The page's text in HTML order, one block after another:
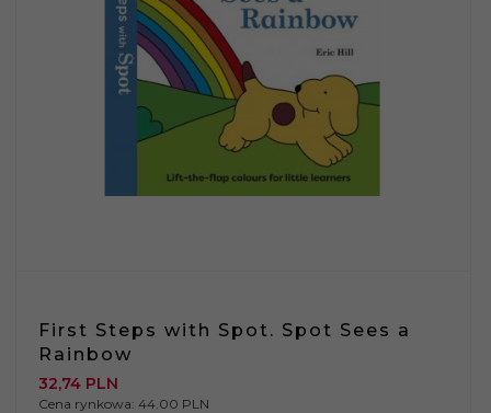
First Steps with Spot. Spot Sees a
Rainbow
32,74 PLN
Cena rynkowa: 44.00 PLN